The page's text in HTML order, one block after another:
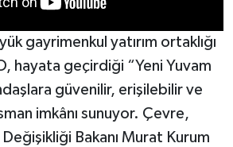
gayrimenkul yatırım ortaklığı
hayata geçirdiği “Yeni Yuvam
güvenilir, erişilebilir ve
imkânı sunuyor. Çevre,
Bakanı Murat Kurum